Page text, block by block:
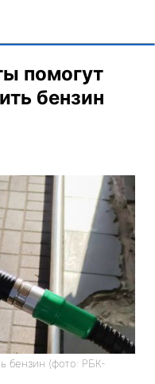
помогут
бензин
бензин (фото: РБК-